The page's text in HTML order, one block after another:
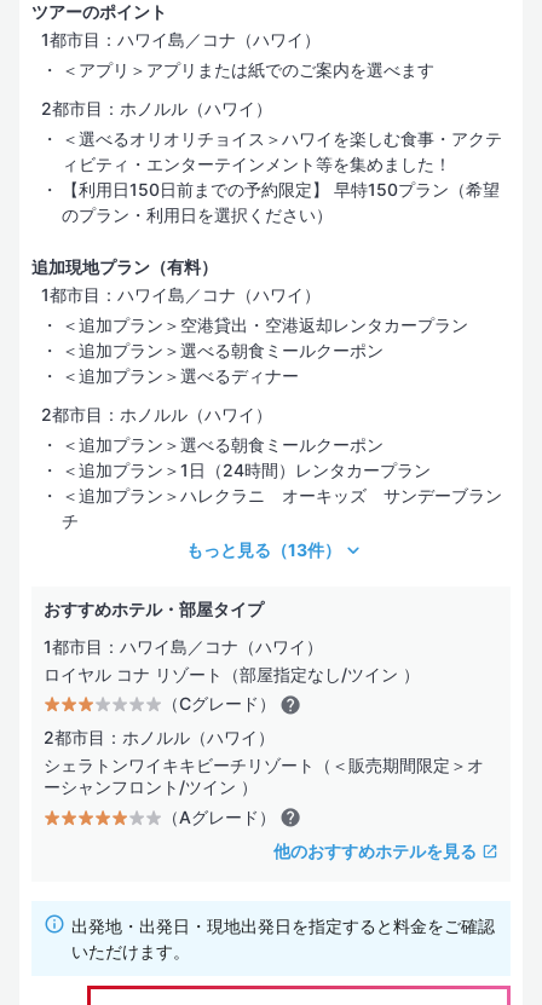
ツアーのポイント
1都市目：ハワイ島／コナ（ハワイ）
＜アプリ＞アプリまたは紙でのご案内を選べます
2都市目：ホノルル（ハワイ）
＜選べるオリオリチョイス＞ハワイを楽しむ食事・アクテ
ィビティ・エンターテインメント等を集めました！
【利用日150日前までの予約限定】 早特150プラン（希望
のプラン・利用日を選択ください）
追加現地プラン（有料）
1都市目：ハワイ島／コナ（ハワイ）
＜追加プラン＞空港貸出・空港返却レンタカープラン
＜追加プラン＞選べる朝食ミールクーポン
＜追加プラン＞選べるディナー
2都市目：ホノルル（ハワイ）
＜追加プラン＞選べる朝食ミールクーポン
＜追加プラン＞1日（24時間）レンタカープラン
＜追加プラン＞ハレクラニ オーキッズ サンデーブラン
チ
もっと見る （13件）
おすすめホテル・部屋タイプ
1都市目：ハワイ島／コナ（ハワイ）
ロイヤル コナ リゾート（部屋指定なし/ツイン ）
（Cグレード）
2都市目：ホノルル（ハワイ）
シェラトンワイキキビーチリゾート（＜販売期間限定＞オ
ーシャンフロント/ツイン ）
（Aグレード）
他のおすすめホテルを見る
出発地・出発日・現地出発日を指定すると料金をご確認
いただけます。